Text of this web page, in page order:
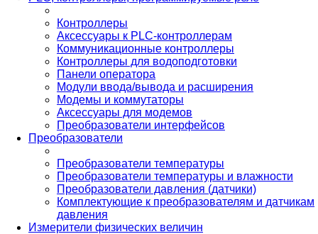
Контроллеры
Аксессуары к PLC-контроллерам
Коммуникационные контроллеры
Контроллеры для водоподготовки
Панели оператора
Модули ввода/вывода и расширения
Модемы и коммутаторы
Аксессуары для модемов
Преобразователи интерфейсов
Преобразователи
Преобразователи температуры
Преобразователи температуры и влажности
Преобразователи давления (датчики)
Комплектующие к преобразователям и датчикам
давления
Измерители физических величин